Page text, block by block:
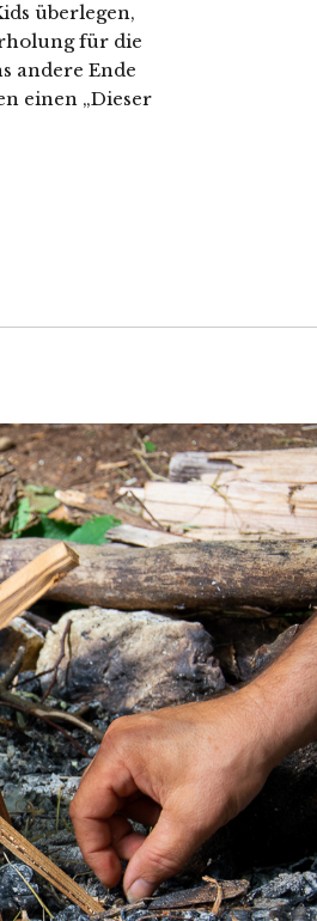
überlegen,
für die
andere Ende
einen „Dieser